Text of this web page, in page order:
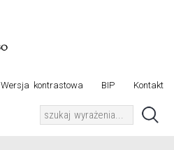
Wersja kontrastowa BIP Kontakt